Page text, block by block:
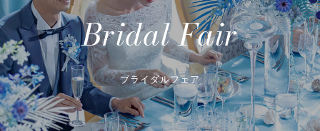
Bridal Fair
ブライダルフェア